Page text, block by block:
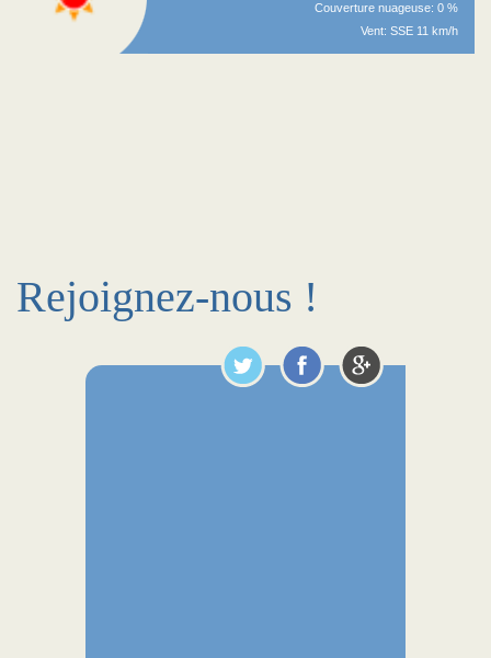
Couverture nuageuse: 0 %
Vent: SSE 11 km/h
Rejoignez-nous !